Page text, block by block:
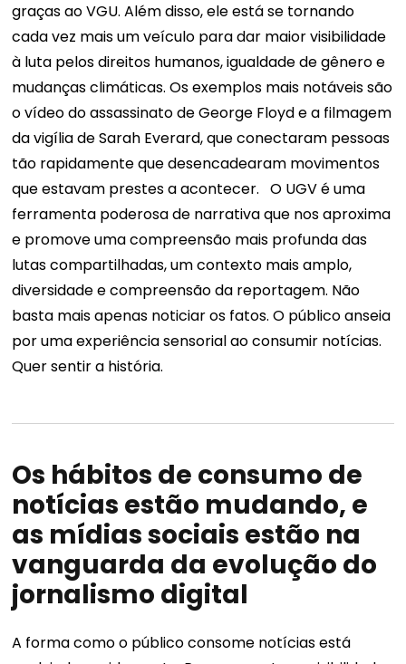
graças ao VGU. Além disso, ele está se tornando
cada vez mais um veículo para dar maior visibilidade
à luta pelos direitos humanos, igualdade de gênero e
mudanças climáticas. Os exemplos mais notáveis ​​são
o vídeo do assassinato de George Floyd e a filmagem
da vigília de Sarah Everard, que conectaram pessoas
tão rapidamente que desencadearam movimentos
que estavam prestes a acontecer. O UGV é uma
ferramenta poderosa de narrativa que nos aproxima
e promove uma compreensão mais profunda das
lutas compartilhadas, um contexto mais amplo,
diversidade e compreensão da reportagem. Não
basta mais apenas noticiar os fatos. O público anseia
por uma experiência sensorial ao consumir notícias.
Quer sentir a história.
Os hábitos de consumo de
notícias estão mudando, e
as mídias sociais estão na
vanguarda da evolução do
jornalismo digital
A forma como o público consome notícias está